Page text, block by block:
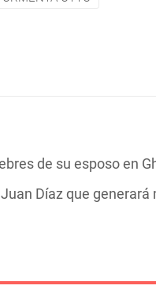
de su esposo en
Díaz que generará